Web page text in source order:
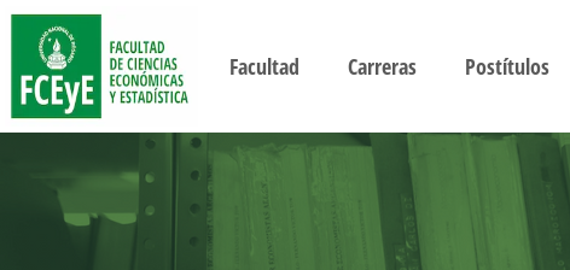
Facultad Carreras Postítulos